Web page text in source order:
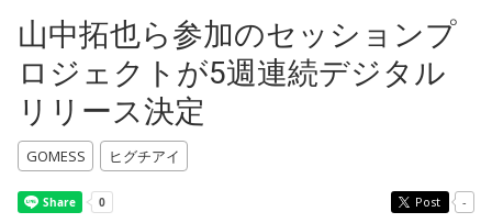
山中拓也ら参加のセッションプ
ロジェクトが5週連続デジタル
リリース決定
GOMESS ヒグチアイ
Post -